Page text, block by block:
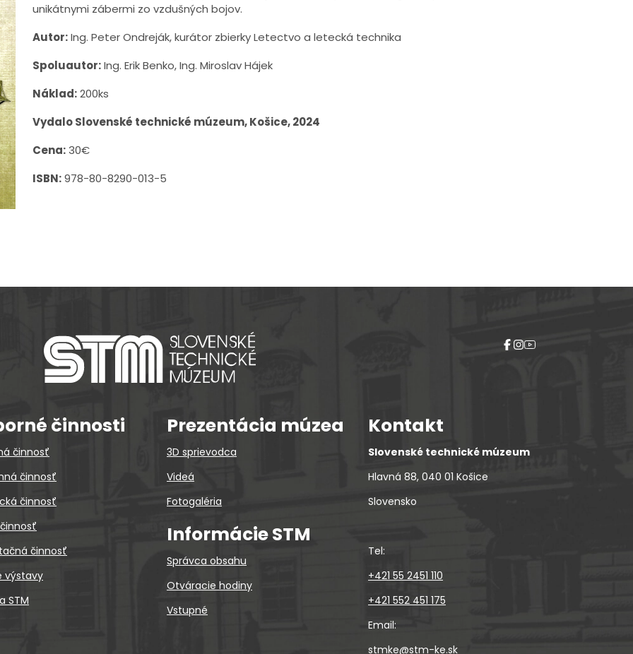
unikátnymi zábermi zo vzdušných bojov.
Autor:Ing. Peter Ondreják, kurátor zbierky Letectvo a letecká technika
Spoluautor:Ing. Erik Benko, Ing. Miroslav Hájek
Náklad:200ks
Vydalo Slovenské technické múzeum, Košice, 2024
Cena:30€
ISBN:978-80-8290-013-5
činnosti
činnosť
činnosť
činnosť
činnosť
výstavy
STM
Prezentácia múzea
3D sprievodca
Videá
Fotogaléria
Informácie STM
Správca obsahu
Otváracie hodiny
Vstupné
Kontakt
Slovenské technické múzeum
Hlavná 88, 040 01 Košice
Slovensko
Tel:
+421 55 2451 110
+421 552 451 175
Email:
stmke@stm-ke.sk